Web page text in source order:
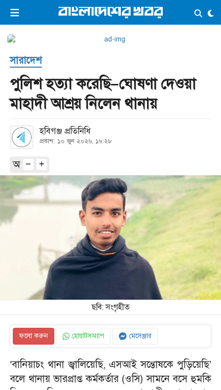
ভিডিও ই-পেপার লগইন ×
প্রচ্ছদ
সর্বশেষ
সব বিভাগ
আর্কাইভ
কনভার্টার
সারাদেশ
পুলিশ হত্যা করেছি–ঘোষণা দেওয়া
মাহাদী আশ্রয় নিলেন থানায়
হবিগঞ্জ প্রতিনিধি
প্রকাশ: ১০ জুন ২০২৬, ১৬:২৮
অ
ছবি: সংগৃহীত
ফলো করুন হোয়াটসঅ্যাপ মেসেঞ্জার
‘বানিয়াচং থানা জ্বালিয়েছি, এসআই সন্তোষকে পুড়িয়েছি’
বলে থানায় ভারপ্রাপ্ত কর্মকর্তার (ওসি) সামনে বসে হুমকি